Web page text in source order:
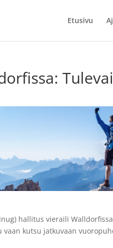
Etusivu
hallitus vieraili
kutsu jatkuvaan